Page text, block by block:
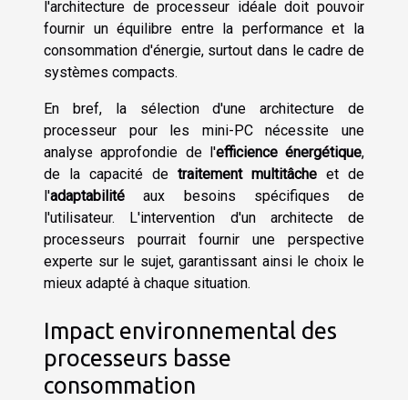
l'architecture de processeur idéale doit pouvoir
fournir un équilibre entre la performance et la
consommation d'énergie, surtout dans le cadre de
systèmes compacts.
En bref, la sélection d'une architecture de
processeur pour les mini-PC nécessite une
analyse approfondie de l'efficience énergétique,
de la capacité de traitement multitâche et de
l'adaptabilité aux besoins spécifiques de
l'utilisateur. L'intervention d'un architecte de
processeurs pourrait fournir une perspective
experte sur le sujet, garantissant ainsi le choix le
mieux adapté à chaque situation.
Impact environnemental des
processeurs basse
consommation